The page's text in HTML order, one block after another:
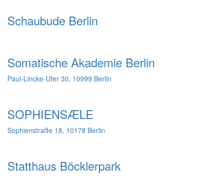
Schaubude Berlin
Somatische Akademie Berlin
Paul-Lincke-Ufer 30, 10999 Berlin
SOPHIENSÆLE
Sophienstraße 18, 10178 Berlin
Statthaus Böcklerpark